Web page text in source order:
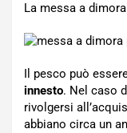
La messa a dimora
Il pesco può
innesto. Nel caso
rivolgersi
abbiano circa un